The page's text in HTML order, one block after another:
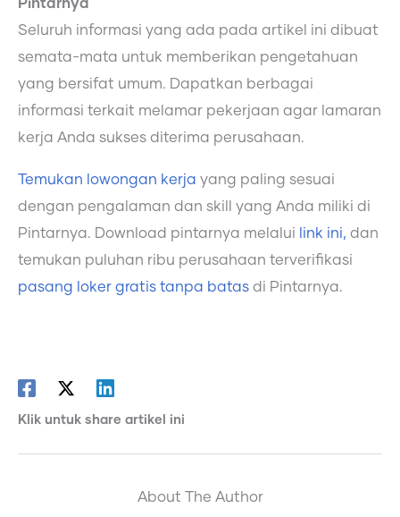
Pintarnya
Seluruh informasi yang ada pada artikel ini dibuat
semata-mata untuk memberikan pengetahuan
yang bersifat umum. Dapatkan berbagai
informasi terkait melamar pekerjaan agar lamaran
kerja Anda sukses diterima perusahaan.
Temukan lowongan kerja yang paling sesuai
dengan pengalaman dan skill yang Anda miliki di
Pintarnya. Download pintarnya melalui
link ini, dan
temukan puluhan ribu perusahaan terverifikasi
pasang loker gratis tanpa batas di Pintarnya.
Klik untuk share artikel ini
About The Author